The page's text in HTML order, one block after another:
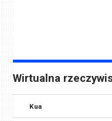
Wirtualna
Kua